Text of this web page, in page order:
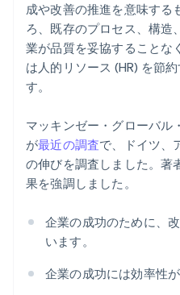
成や改善の推進を意味する
ろ、既存のプロセス、構造
業が品質を妥協することな
は人的リソース (HR) を節
す。
マッキンゼー・グローバル
が最近の調査で、ドイツ、
の伸びを調査しました。著
果を強調しました。
企業の成功のために、
います。
企業の成功には効率性